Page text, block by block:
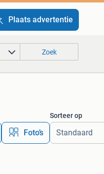
Plaats advertentie
Zoek
Foto’s
Sorteer op